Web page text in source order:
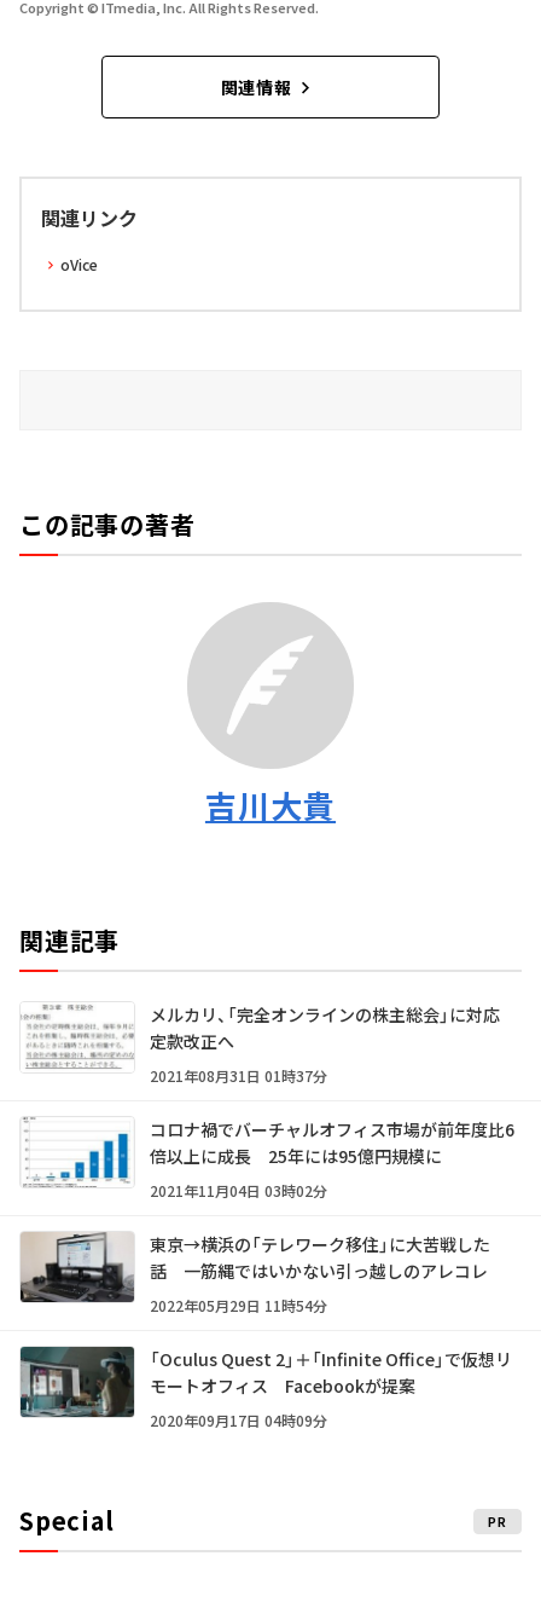
Copyright © ITmedia, Inc. All Rights Reserved.
関連情報
関連リンク
oVice
この記事の著者
吉川大貴
関連記事
メルカリ、「完全オンラインの株主総会」に対応
定款改正へ
2021年08月31日 01時37分
コロナ禍でバーチャルオフィス市場が前年度比6
倍以上に成長 25年には95億円規模に
2021年11月04日 03時02分
東京→横浜の「テレワーク移住」に大苦戦した
話 一筋縄ではいかない引っ越しのアレコレ
2022年05月29日 11時54分
「Oculus Quest 2」＋「Infinite Office」で仮想リ
モートオフィス Facebookが提案
2020年09月17日 04時09分
Special PR